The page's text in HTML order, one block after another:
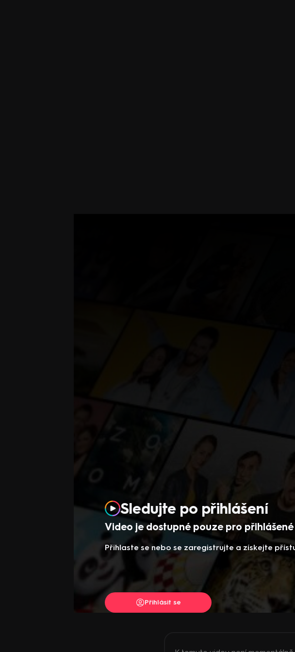
Video je dostupné pouze pro
Sledujte po přihlášení
Přihlaste se nebo se zaregistrujte a získejte
Přihlásit se